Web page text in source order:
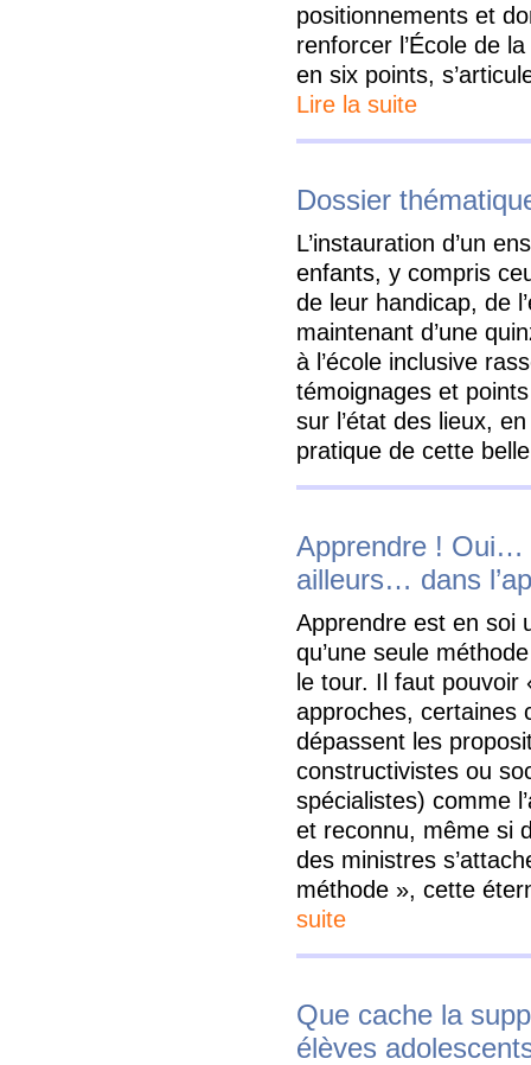
positionnements et
renforcer l’École de
en six points,
Lire la suite
Dossier
L’instauration d’un
enfants, y compris
de leur handicap, de
maintenant d’une
à l’école inclusive
témoignages et
sur l’état des lieux,
pratique de cette
Apprendre ! Oui…
ailleurs… dans
Apprendre est en soi
qu’une seule
le tour. Il faut pouvoir
approches, certaines
dépassent les
constructivistes ou
spécialistes) comme
et reconnu, même si
des ministres
méthode », cette
suite
Que cache la
élèves